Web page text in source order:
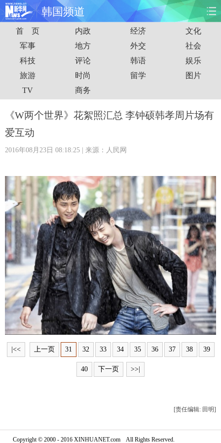
韩国频道
首页 时政 国际 财经
娱乐 体育 人事 教育
时尚 思客
港澳 台湾 华人 汽车
科技
旅游 健康 信息化 数据
金融 公益 军事 无人机
富媒体 摄影 新华广播
新华电视中文 新华电视英文 返回PC
首 页 内政 经济
文化
军事
地方 外交
社会
科技
评论 韩语
娱乐
旅游
时尚 留学
图片
TV
商务
《W两个世界》花絮照汇总 李钟硕韩孝周片场有
爱互动
2016年08月23日 08:18:25 | 来源：人民网
|<< 上一页 31 32 33 34 35 36 37 38 39
40 下一页 >>|
[责任编辑: 田明]
Copyright © 2000 - 2016 XINHUANET.com All Rights Reserved.